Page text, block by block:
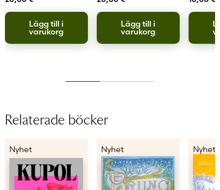
Lägg till i
varukorg
Lägg till i
varukorg
Relaterade böcker
Nyhet Nyhet Nyhet